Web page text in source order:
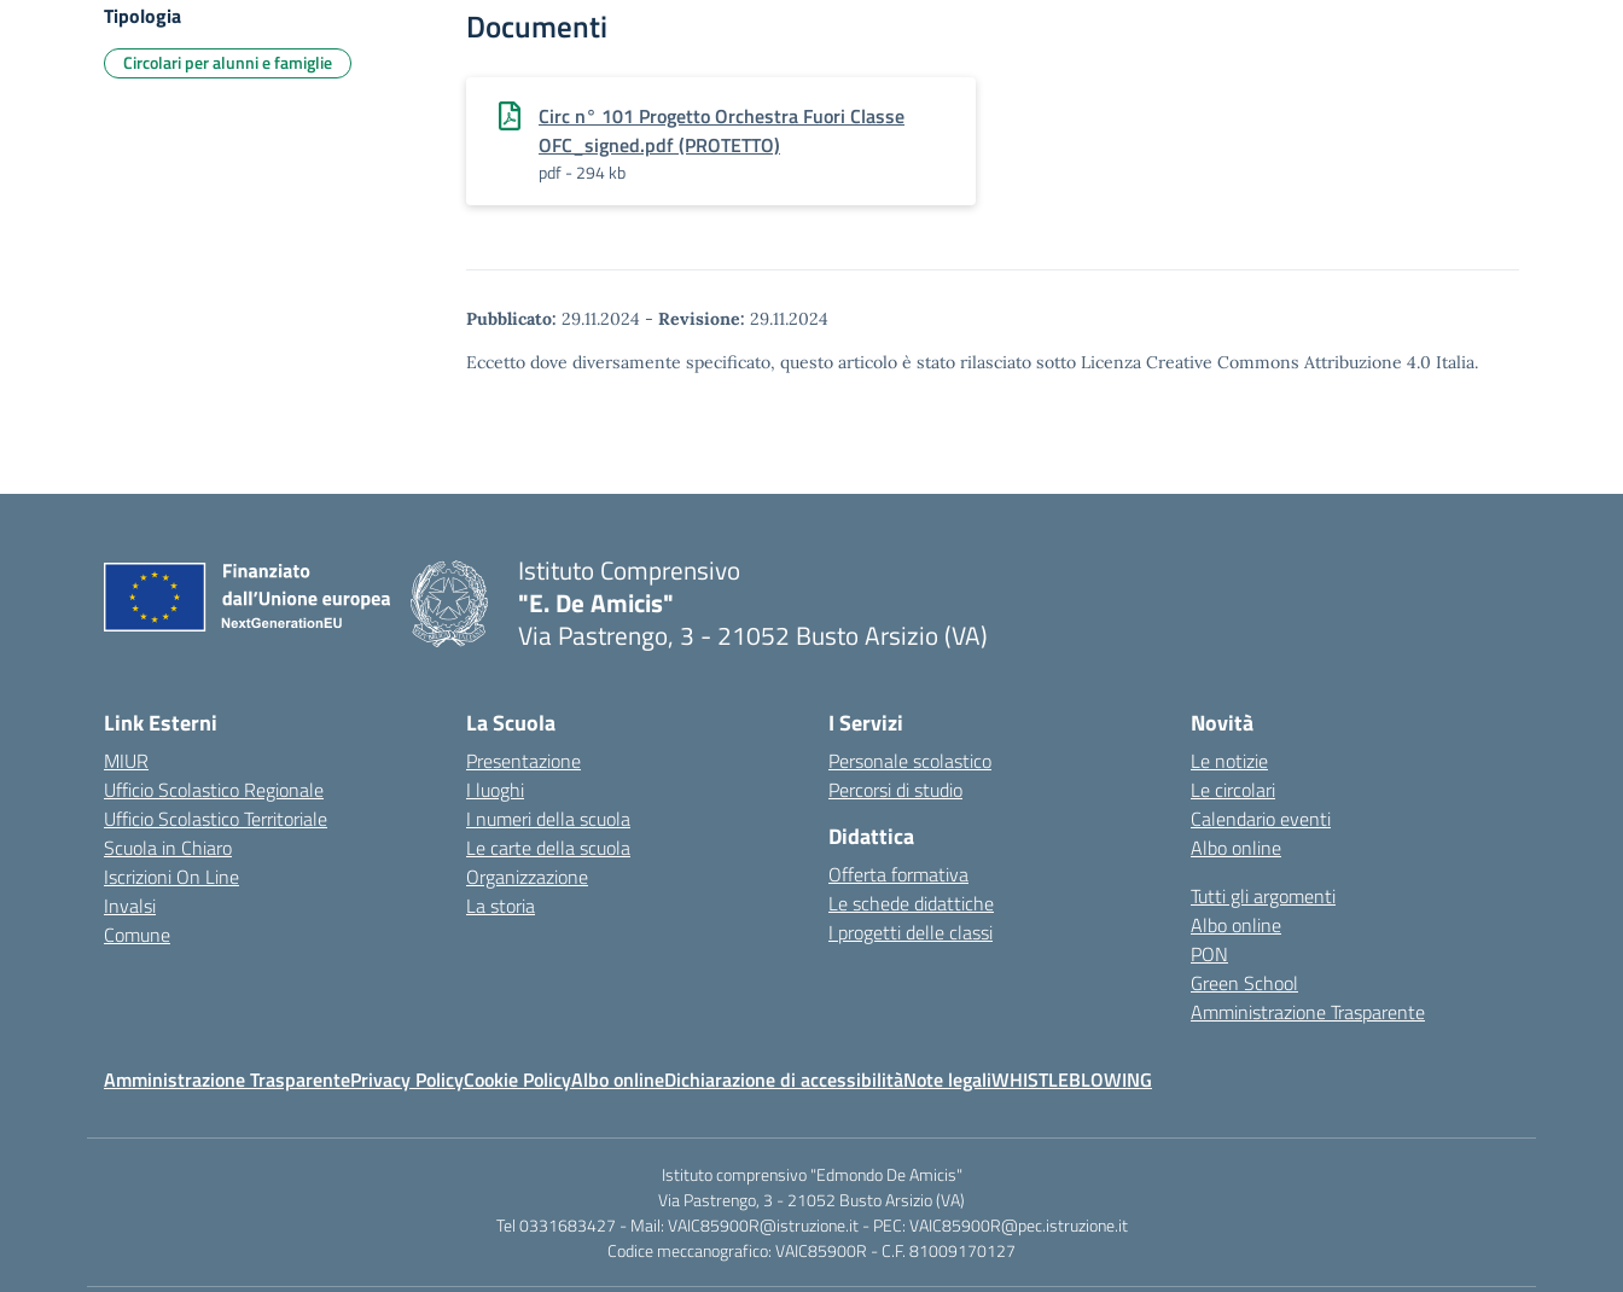
Documenti
Circ n° 101 Progetto Orchestra Fuori Classe
OFC_signed.pdf (PROTETTO)
pdf - 294 kb
Pubblicato: 29.11.2024 - Revisione: 29.11.2024
Eccetto dove diversamente specificato, questo articolo è stato rilasciato sotto Licenza Creative Commons Attribuzione 4.0 Italia.
Tipologia
Circolari per alunni e famiglie
Istituto Comprensivo
"E. De Amicis"
Via Pastrengo, 3 - 21052 Busto Arsizio (VA)
Link Esterni
MIUR
Ufficio Scolastico Regionale
Ufficio Scolastico Territoriale
Scuola in Chiaro
Iscrizioni On Line
Invalsi
Comune
La Scuola
Presentazione
I luoghi
I numeri della scuola
Le carte della scuola
Organizzazione
La storia
I Servizi
Personale scolastico
Percorsi di studio
Didattica
Offerta formativa
Le schede didattiche
I progetti delle classi
Novità
Le notizie
Le circolari
Calendario eventi
Albo online
Tutti gli argomenti
Albo online
PON
Green School
Amministrazione Trasparente
Amministrazione TrasparentePrivacy PolicyCookie PolicyAlbo onlineDichiarazione di accessibilitàNote legaliWHISTLEBLOWING
Istituto comprensivo "Edmondo De Amicis"
Via Pastrengo, 3 - 21052 Busto Arsizio (VA)
Tel 0331683427 - Mail: VAIC85900R@istruzione.it - PEC: VAIC85900R@pec.istruzione.it
Codice meccanografico: VAIC85900R - C.F. 81009170127